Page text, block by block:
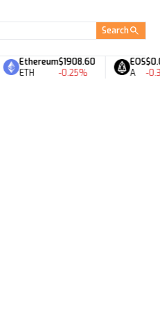
Search
Ethereum
ETH
$1908.60
-0.25%
EOS
A
$0.07
-0.33%